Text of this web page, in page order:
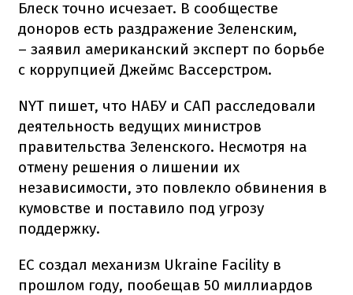
Блеск точно исчезает. В сообществе
доноров есть раздражение Зеленским,
– заявил американский эксперт по борьбе
с коррупцией Джеймс Вассерстром.
NYT пишет, что НАБУ и САП расследовали
деятельность ведущих министров
правительства Зеленского. Несмотря на
отмену решения о лишении их
независимости, это повлекло обвинения в
кумовстве и поставило под угрозу
поддержку.
ЕС создал механизм Ukraine Facility в
прошлом году, пообещав 50 миллиардов